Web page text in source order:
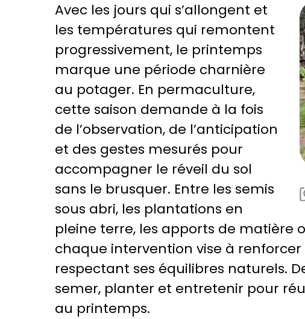
Avec les jours qui s’allongent et
les températures qui remontent
progressivement, le printemps
marque une période charnière
au potager. En permaculture,
cette saison demande à la fois
de l’observation, de l’anticipation
et des gestes mesurés pour
accompagner le réveil du sol
sans le brusquer. Entre les semis
sous abri, les plantations en
pleine terre, les apports de matière
chaque intervention vise à
respectant ses équilibres naturels.
semer, planter et entretenir pour
au printemps.